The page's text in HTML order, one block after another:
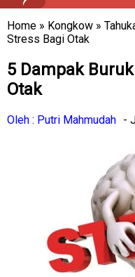
Home » Kongkow »
Stress Bagi Otak
5 Dampak
Otak
Oleh : Putri Mahmudah -